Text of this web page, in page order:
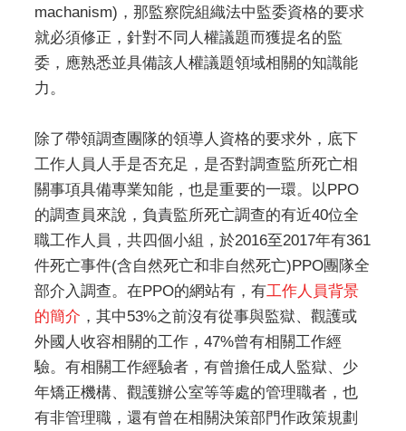
machanism)，那監察院組織法中監委資格的要求
就必須修正，針對不同人權議題而獲提名的監
委，應熟悉並具備該人權議題領域相關的知識能
力。
除了帶領調查團隊的領導人資格的要求外，底下
工作人員人手是否充足，是否對調查監所死亡相
關事項具備專業知能，也是重要的一環。以PPO
的調查員來說，負責監所死亡調查的有近40位全
職工作人員，共四個小組，於2016至2017年有361
件死亡事件(含自然死亡和非自然死亡)PPO團隊全
部介入調查。在PPO的網站有，有工作人員背景
的簡介 ，其中53%之前沒有從事與監獄、觀護或
外國人收容相關的工作，47%曾有相關工作經
驗。有相關工作經驗者，有曾擔任成人監獄、少
年矯正機構、觀護辦公室等等處的管理職者，也
有非管理職，還有曾在相關決策部門作政策規劃